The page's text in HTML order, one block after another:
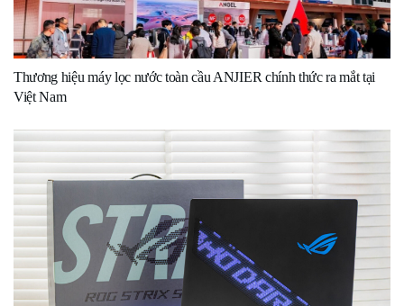
Thương hiệu máy lọc nước toàn cầu ANJIER chính thức ra mắt tại
Việt Nam